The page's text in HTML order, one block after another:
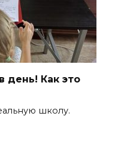
день! Как это
школу.